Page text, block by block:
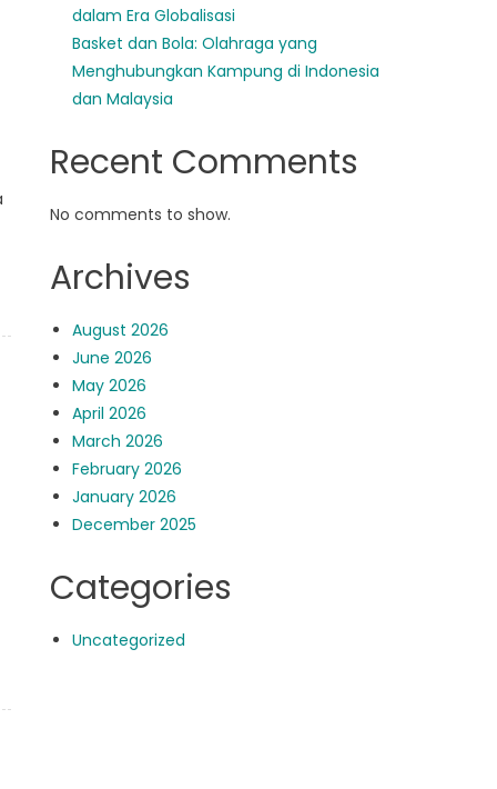
dalam Era Globalisasi
Basket dan Bola: Olahraga yang
Menghubungkan Kampung di Indonesia
dan Malaysia
Recent Comments
No comments to show.
Archives
August 2026
June 2026
May 2026
April 2026
March 2026
February 2026
January 2026
December 2025
Categories
Uncategorized